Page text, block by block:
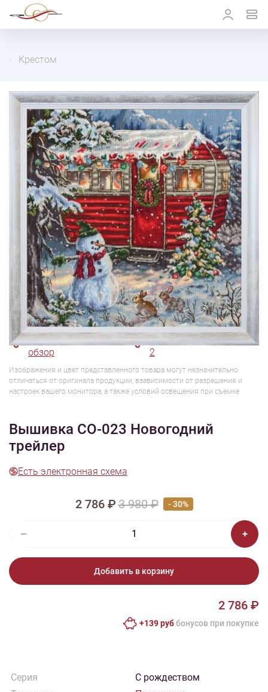
Крестом
1/7
Смотреть видео -
обзор
Смотреть видео - обзор
2
Изображения и цвет представленного товара могут незначительно
отличаться от оригинала продукции, взависимости от разрешения и
настроек вашего монитора, а также условий освещения при съемке
Вышивка СО-023 Новогодний
трейлер
Есть электронная схема
2 786 ₽3 980 ₽ - 30%
Добавить в корзину
2 786 ₽
+139 руббонусов при покупке
Серия
С рождеством